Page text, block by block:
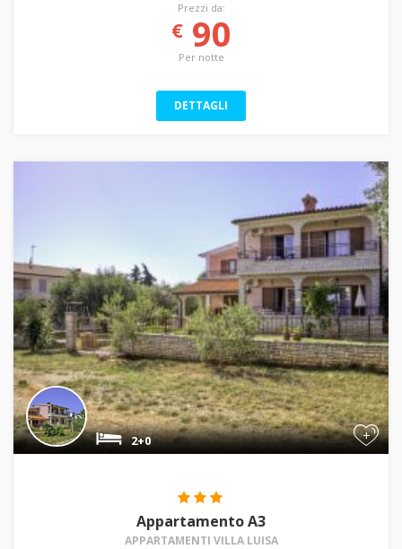
Prezzi da:
€90
Per notte
DETTAGLI
+
2+0
Appartamento A3
APPARTAMENTI VILLA LUISA